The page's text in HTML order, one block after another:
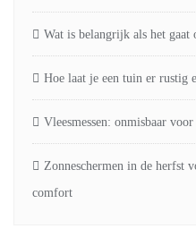
Wat is belangrijk als het gaat
Hoe laat je een tuin er rustig
Vleesmessen: onmisbaar
Zonneschermen in de herfst
comfort